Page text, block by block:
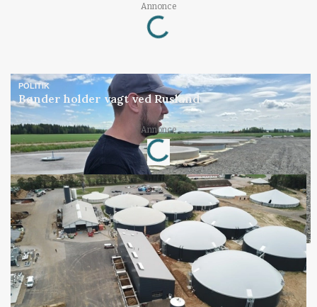
Annonce
Loading...
POLITIK
Bønder holder vagt ved Rusland
Annonce
Loading...